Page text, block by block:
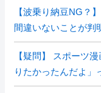
【波乗り納豆NG？
間違いないことが判
【疑問】 スポーツ
りたかったんだよ」